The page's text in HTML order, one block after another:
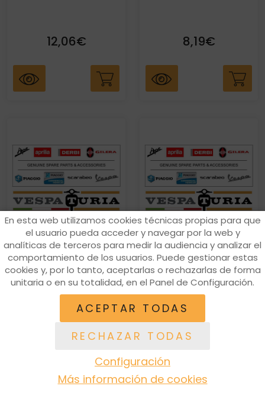
12,06€ 8,19€
INTERRUPTOR
INTERRUPTOR
60,79€
TORNILLO
TORNILLO
1,51€
En esta web utilizamos cookies técnicas propias para que
el usuario pueda acceder y navegar por la web y
analíticas de terceros para medir la audiencia y analizar el
comportamiento de los usuarios. Puede gestionar estas
cookies y, por lo tanto, aceptarlas o rechazarlas de forma
unitaria o en su totalidad, en el Panel de Configuración.
ACEPTAR TODAS
RECHAZAR TODAS
Configuración
Más información de cookies